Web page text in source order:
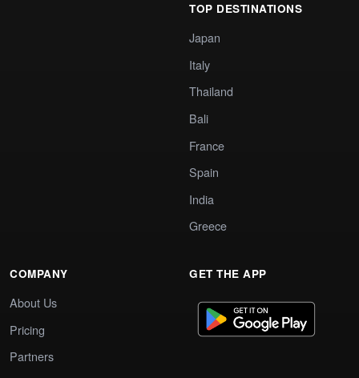
TOP DESTINATIONS
Japan
Italy
Thailand
Bali
France
Spain
India
Greece
COMPANY
About Us
Pricing
Partners
GET THE APP